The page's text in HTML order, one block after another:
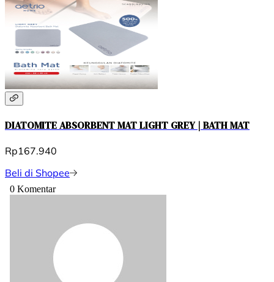
DIATOMITE ABSORBENT MAT LIGHT GREY | BATH MAT
Rp167.940
Beli di Shopee